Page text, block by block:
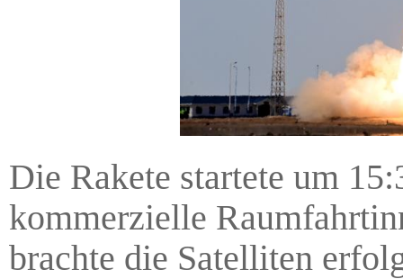
Die Rakete startete um
kommerzielle
brachte die Satelliten